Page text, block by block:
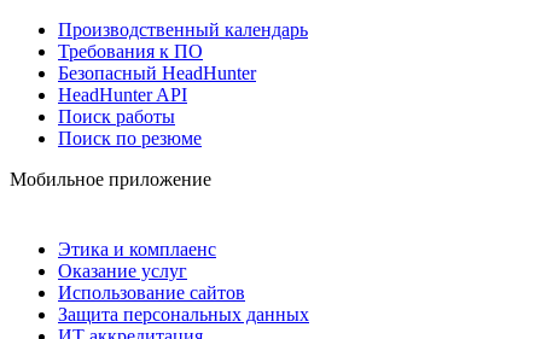
Производственный календарь
Требования к ПО
Безопасный HeadHunter
HeadHunter API
Поиск работы
Поиск по резюме
Мобильное приложение
Этика и комплаенс
Оказание услуг
Использование сайтов
Защита персональных данных